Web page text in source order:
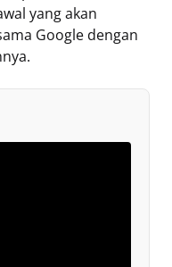
yang akan
Google dengan